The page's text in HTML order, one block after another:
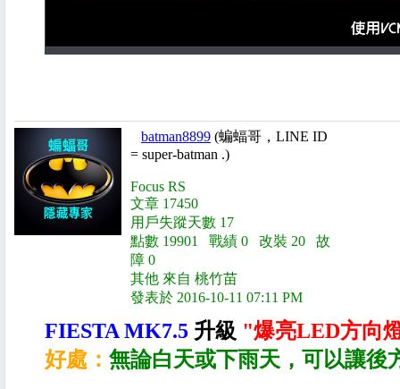
batman8899 (蝙蝠哥，LINE ID
= super-batman .)
Focus RS
文章 17450
用戶失蹤天數 17
點數 19901 戰績 0 改裝 20 故
障 0
其他 來自 桃竹苗
發表於 2016-10-11 07:11 PM
FIESTA MK7.5 升級 "爆亮LED方向
好處： 無論白天或下雨天，可以讓後